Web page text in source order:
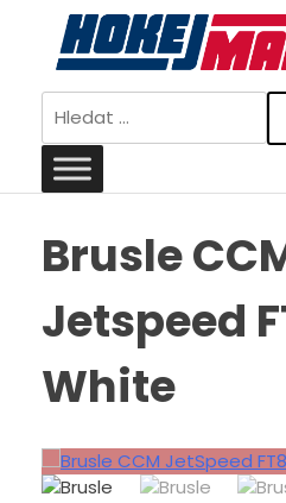
content
Vyhledávání
Brusle
Jetspeed
White